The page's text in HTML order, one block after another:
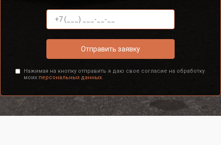
Отправить заявку
Нажимая на кнопку отправить я даю свое согласие на обработку
моих персональных данных.